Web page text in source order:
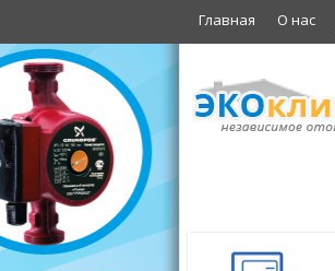
Главная О нас